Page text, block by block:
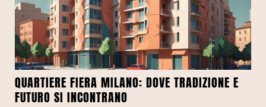
QUARTIERE FIERA MILANO: DOVE TRADIZIONE E
FUTURO SI INCONTRANO